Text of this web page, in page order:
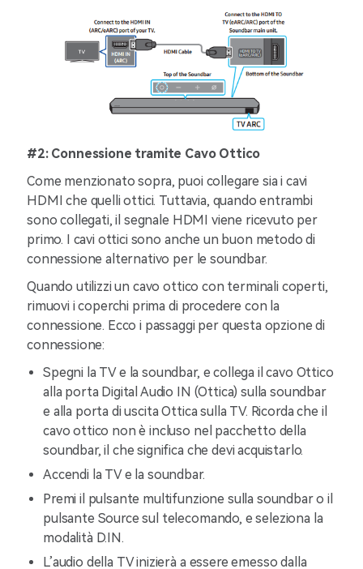
#2: Connessione tramite Cavo Ottico
Come menzionato sopra, puoi collegare sia i cavi
HDMI che quelli ottici. Tuttavia, quando entrambi
sono collegati, il segnale HDMI viene ricevuto per
primo. I cavi ottici sono anche un buon metodo di
connessione alternativo per le soundbar.
Quando utilizzi un cavo ottico con terminali coperti,
rimuovi i coperchi prima di procedere con la
connessione. Ecco i passaggi per questa opzione di
connessione:
Spegni la TV e la soundbar, e collega il cavo Ottico
alla porta Digital Audio IN (Ottica) sulla soundbar
e alla porta di uscita Ottica sulla TV. Ricorda che il
cavo ottico non è incluso nel pacchetto della
soundbar, il che significa che devi acquistarlo.
Accendi la TV e la soundbar.
Premi il pulsante multifunzione sulla soundbar o il
pulsante Source sul telecomando, e seleziona la
modalità D.IN.
L’audio della TV inizierà a essere emesso dalla